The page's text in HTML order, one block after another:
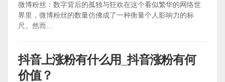
微博粉丝：数字背后的孤独与狂欢在这个看似繁华的网络世
界里，微博粉丝的数量仿佛成了一种衡量个人影响力的标
尺。然而...
抖音上涨粉有什么用_抖音涨粉有何
价值？